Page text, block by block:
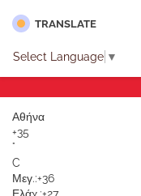
TRANSLATE
Select Language ▼
Αθήνα
+35
°
C
Μεγ.:+36